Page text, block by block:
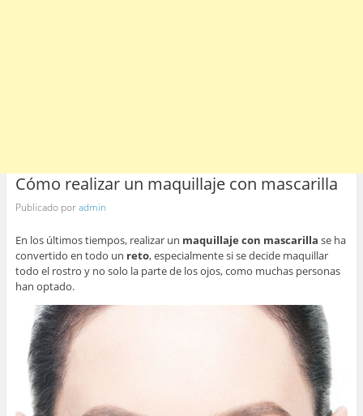
Cómo realizar un maquillaje con mascarilla
Publicado poradmin
En los últimos tiempos, realizar un maquillaje con mascarilla se ha
convertido en todo un reto, especialmente si se decide maquillar
todo el rostro y no solo la parte de los ojos, como muchas personas
han optado.